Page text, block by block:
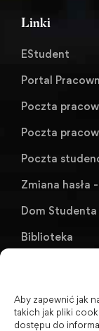
Aby zapewnić jak
takich jak pliki
dostępu do
Linki
EStudent
Portal
Poczta
Poczta
Poczta
Zmiana hasła
Dom Studenta
Biblioteka
KU AZS ANS
Biuletyn